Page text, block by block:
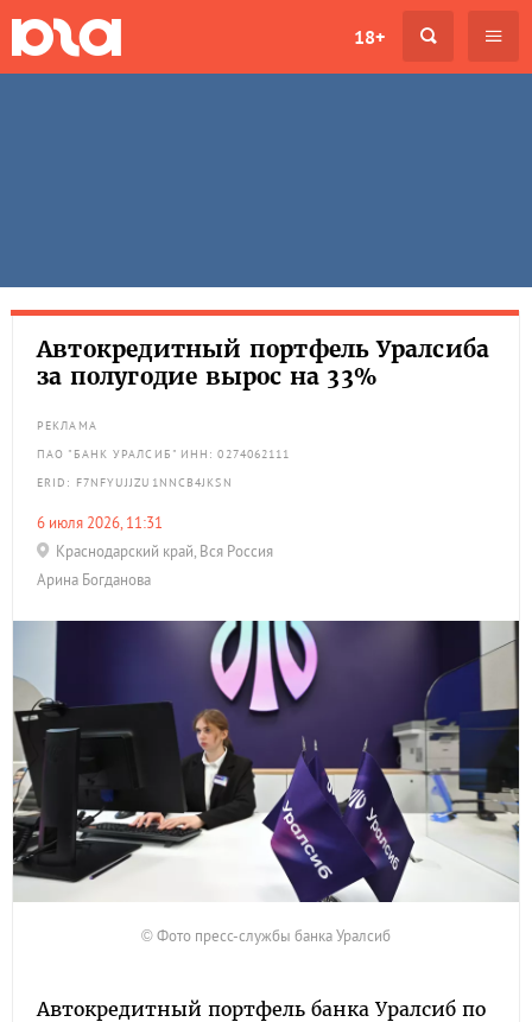
18+
Автокредитный портфель Уралсиба
за полугодие вырос на 33%
РЕКЛАМА
ПАО "БАНК УРАЛСИБ" ИНН: 0274062111
ERID: F7NFYUJJZU1NNCB4JKSN
6 июля 2026, 11:31
Краснодарский край, Вся Россия
Арина Богданова
© Фото пресс-службы банка Уралсиб
Автокредитный портфель банка Уралсиб по